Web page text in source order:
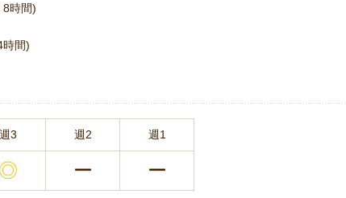
時間)
時間)
週3 週2 週1
◎ ー ー